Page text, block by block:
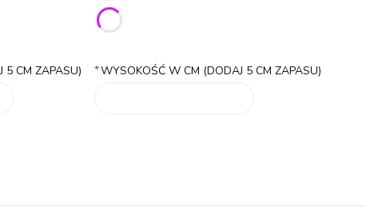
5 CM ZAPASU) *WYSOKOŚĆ W CM (DODAJ 5 CM ZAPASU)